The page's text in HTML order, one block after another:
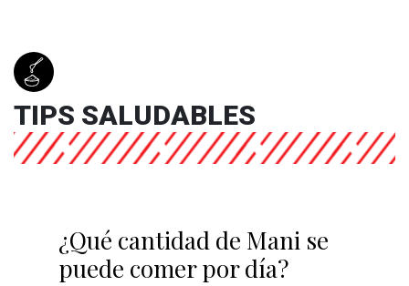
TIPS SALUDABLES
¿Qué cantidad de Mani se
puede comer por día?